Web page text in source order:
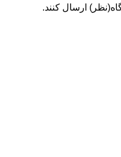
ارسال کنند.